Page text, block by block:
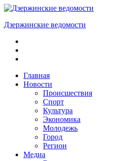
Skip
content
Дзержинские ведомости
ОБЩЕСТВЕННО-
ПОЛИТИЧЕСКАЯ
ГАЗЕТАГлавная
Новости
Происшествия
Спорт
Культура
Экономика
Молодежь
Город
Регион
Медиа